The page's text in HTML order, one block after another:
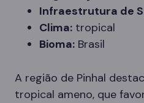
Infraestrutura de
Clima: tropical
Bioma: Brasil
A região de Pinhal
tropical ameno, que